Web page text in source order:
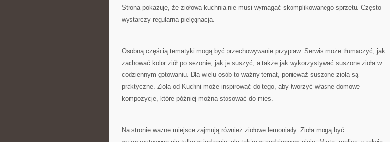
Strona pokazuje, że ziołowa kuchnia nie musi wymagać skomplikowanego sprzętu. Często
wystarczy regularna pielęgnacja.
Osobną częścią tematyki mogą być przechowywanie przypraw. Serwis może tłumaczyć, jak
zachować kolor ziół po sezonie, jak je suszyć, a także jak wykorzystywać suszone zioła w
codziennym gotowaniu. Dla wielu osób to ważny temat, ponieważ suszone zioła są
praktyczne. Zioła od Kuchni może inspirować do tego, aby tworzyć własne domowe
kompozycje, które później można stosować do mięs.
Na stronie ważne miejsce zajmują również ziołowe lemoniady. Zioła mogą być